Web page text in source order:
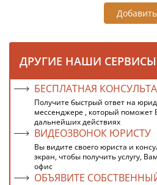
Добавить
ДРУГИЕ НАШИ
БЕСПЛАТНАЯ
Получите быстрый ответ на
мессенджере , который поможет
дальнейших действиях
ВИДЕОЗВОНОК ЮРИСТУ
Вы видите своего юриста и
экран, чтобы получить услугу,
офис
ОБЪЯВИТЕ